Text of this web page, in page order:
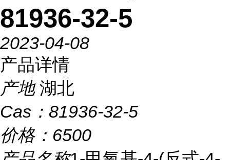
81936-32-5
2023-04-08
产品详情
产地 湖北
Cas： 81936-32-5
价格： 6500